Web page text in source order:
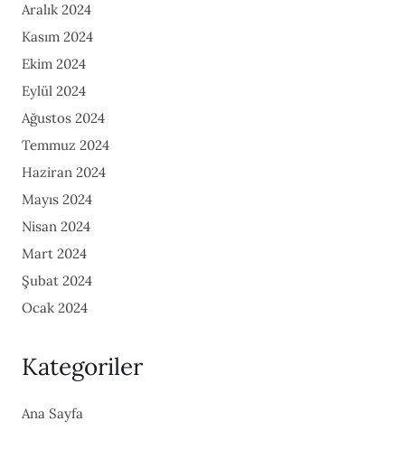
Aralık 2024
Kasım 2024
Ekim 2024
Eylül 2024
Ağustos 2024
Temmuz 2024
Haziran 2024
Mayıs 2024
Nisan 2024
Mart 2024
Şubat 2024
Ocak 2024
Kategoriler
Ana Sayfa